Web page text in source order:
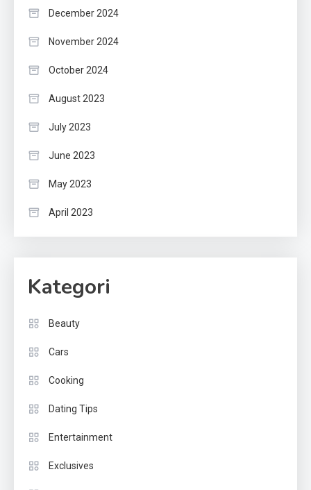
December 2024
November 2024
October 2024
August 2023
July 2023
June 2023
May 2023
April 2023
Kategori
Beauty
Cars
Cooking
Dating Tips
Entertainment
Exclusives